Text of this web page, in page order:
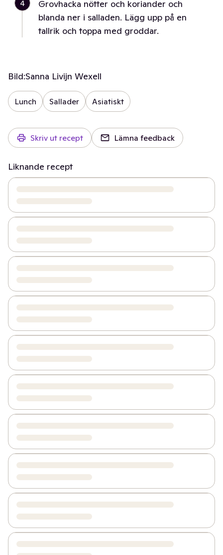
4
Grovhacka nötter och koriander och
blanda ner i salladen. Lägg upp på en
tallrik och toppa med groddar.
Bild:Sanna Livijn Wexell
Lunch Sallader Asiatiskt
Skriv ut recept Lämna feedback
Liknande recept